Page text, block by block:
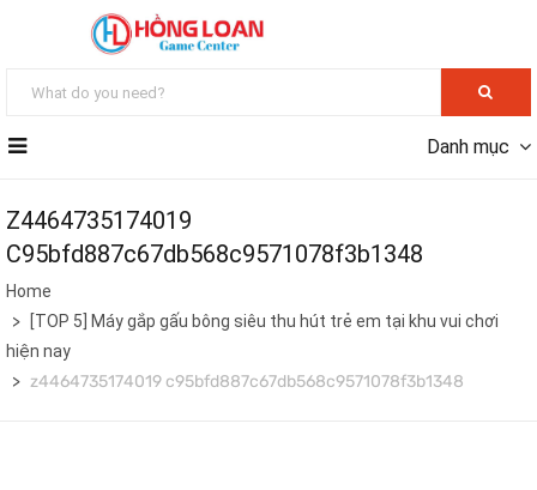
Danh mục
Z4464735174019
C95bfd887c67db568c9571078f3b1348
Home
[TOP 5] Máy gắp gấu bông siêu thu hút trẻ em tại khu vui chơi
hiện nay
z4464735174019 c95bfd887c67db568c9571078f3b1348